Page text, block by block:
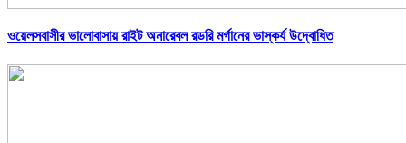
ওয়েলসবাসীর ভালোবাসায় রাইট অনারেবল রডরি মর্গানের ভাস্কর্য উদ্বোধিত